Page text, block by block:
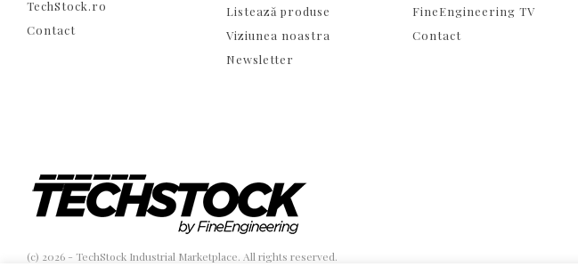
TechStock.ro
Contact
Listează produse
Viziunea noastra
Newsletter
FineEngineering TV
Contact
(c) 2026 - TechStock Industrial Marketplace. All rights reserved.